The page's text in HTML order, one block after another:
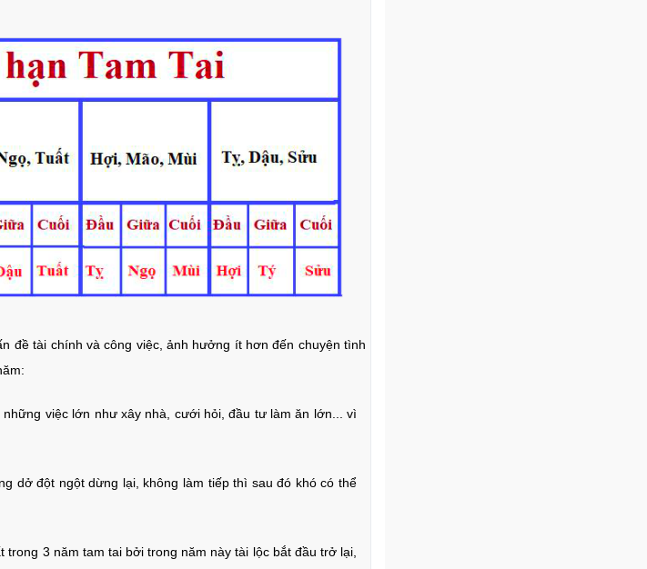
đề tài chính và công việc, ảnh hưởng ít hơn đến chuyện tình
những việc lớn như xây nhà, cưới hỏi, đầu tư làm ăn lớn... vì
dở đột ngột dừng lại, không làm tiếp thì sau đó khó có thể
trong 3 năm tam tai bởi trong năm này tài lộc bắt đầu trở lại,